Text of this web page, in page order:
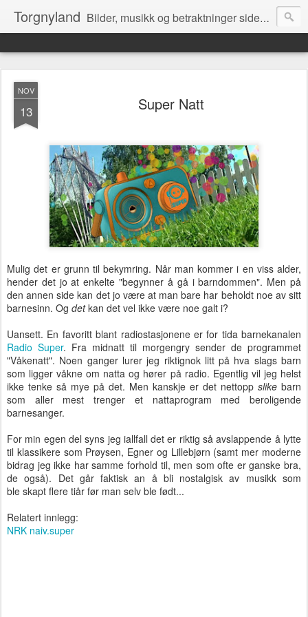
Torgnyland Bilder, musikk og betraktninger siden 2008
NOV
13 Super Natt
Mulig det er grunn til bekymring. Når man kommer i en viss alder,
hender det jo at enkelte "begynner å gå i barndommen". Men på
den annen side kan det jo være at man bare har beholdt noe av sitt
barnesinn. Og detkan det vel ikke være noe galt i?
Uansett. En favoritt blant radiostasjonene er for tida barnekanalen
Radio Super. Fra midnatt til morgengry sender de programmet
"Våkenatt". Noen ganger lurer jeg riktignok litt på hva slags barn
som ligger våkne om natta og hører på radio. Egentlig vil jeg helst
ikke tenke så mye på det. Men kanskje er det nettopp slike barn
som aller mest trenger et nattaprogram med beroligende
barnesanger.
For min egen del syns jeg iallfall det er riktig så avslappende å lytte
til klassikere som Prøysen, Egner og Lillebjørn (samt mer moderne
bidrag jeg ikke har samme forhold til, men som ofte er ganske bra,
de også). Det går faktisk an å bli nostalgisk av musikk som
ble skapt flere tiår før man selv ble født...
Relatert innlegg:
NRK naiv.super